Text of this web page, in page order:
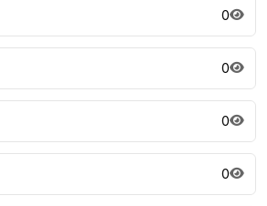
0
0
0
0